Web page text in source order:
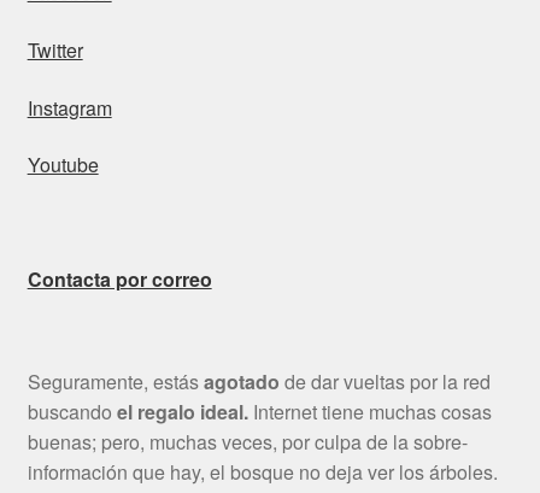
Twitter
Instagram
Youtube
Contacta por correo
Seguramente, estásagotado de dar vueltas por la red
buscando el regalo ideal.Internet tiene muchas cosas
buenas; pero, muchas veces, por culpa de la sobre-
información que hay, el bosque no deja ver los árboles.